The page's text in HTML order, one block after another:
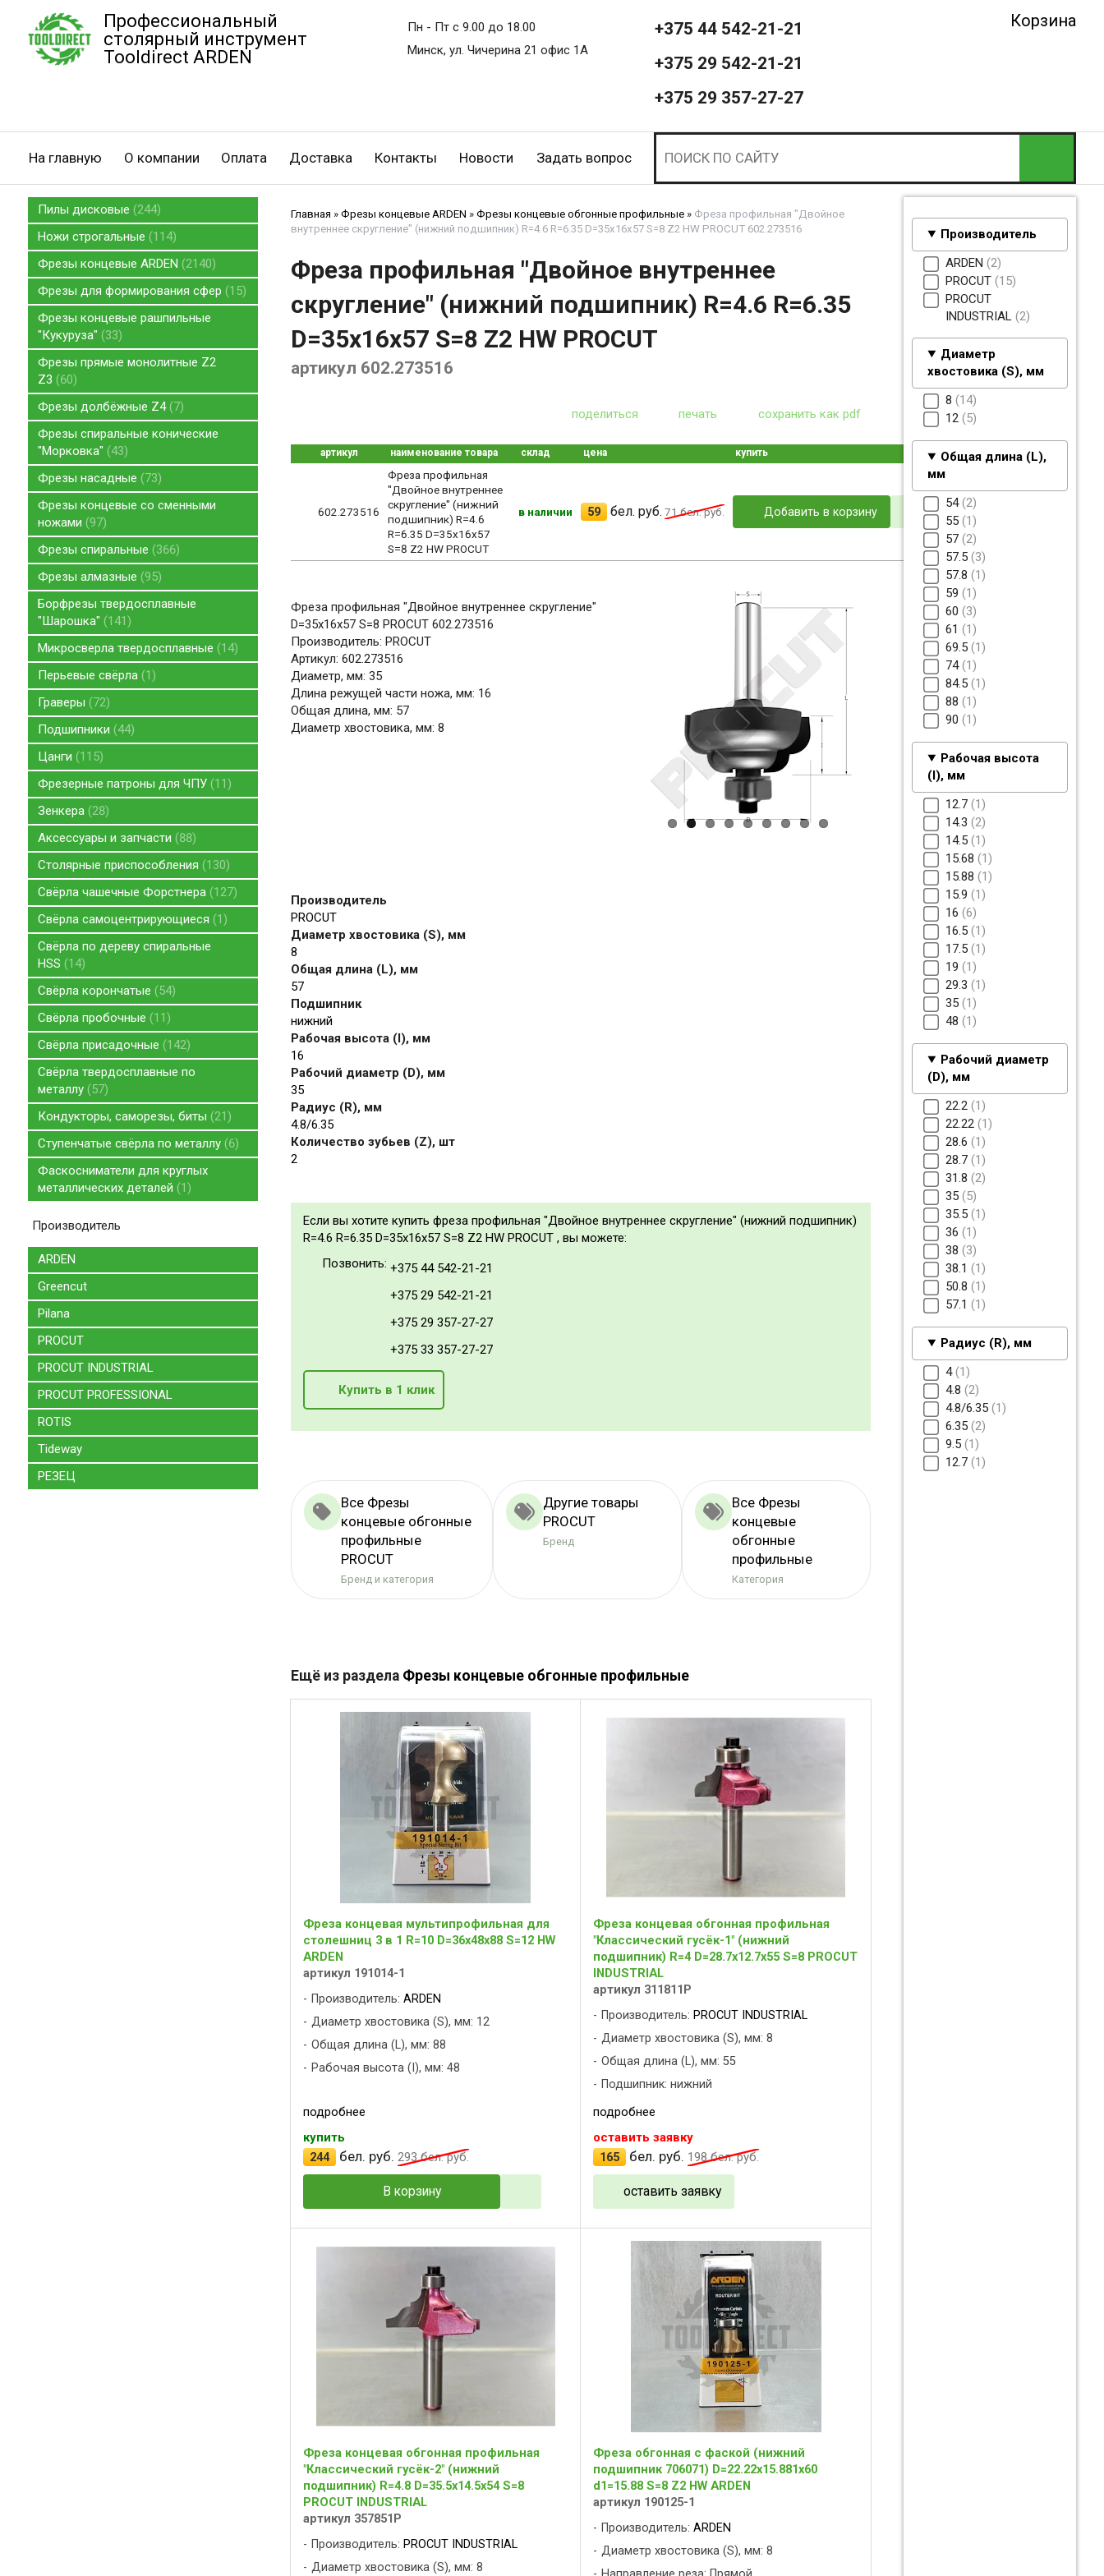
Профессиональный
столярный инструмент
Tooldirect ARDEN
Пн - Пт с 9.00 до 18.00
Минск, ул. Чичерина 21 офис 1А
+375 44 542-21-21
+375 29 542-21-21
+375 29 357-27-27
Корзина
На главную О компании Оплата Доставка Контакты Новости Задать вопрос
Пилы дисковые 244
Ножи строгальные
114
Фрезы концевые ARDEN
2140
Фрезы для формирования сфер
15
Фрезы концевые рашпильные
"Кукуруза"
33
Фрезы прямые монолитные Z2
Z3
60
Фрезы долбёжные Z4 7
Фрезы спиральные конические
"Морковка"
43
Фрезы насадные
73
Фрезы концевые со сменными
ножами
97
Фрезы спиральные
366
Фрезы алмазные
95
Борфрезы твердосплавные
"Шарошка"
141
Микросверла твердосплавные
14
Перьевые свёрла 1
Граверы
72
Подшипники
44
Цанги
115
Фрезерные патроны для ЧПУ 11
Зенкера 28
Аксессуары и запчасти
88
Столярные приспособления
130
Свёрла чашечные Форстнера 127
Свёрла самоцентрирующиеся
1
Свёрла по дереву спиральные
HSS
14
Свёрла корончатые
54
Свёрла пробочные
11
Свёрла присадочные
142
Свёрла твердосплавные по
металлу 57
Кондукторы, саморезы, биты 21
Ступенчатые свёрла по металлу 6
Фаскосниматели для круглых
металлических деталей
1
Производитель
ARDEN
Greencut
Pilana
PROCUT
PROCUT INDUSTRIAL
PROCUT PROFESSIONAL
ROTIS
Tideway
РЕЗЕЦ
Производитель
ARDEN 2
PROCUT 15
PROCUT
INDUSTRIAL 2
Диаметр
хвостовика (S), мм
8 14
12 5
Общая длина (L),
мм
54 2
55 1
57 2
57.5 3
57.8 1
59 1
60 3
61 1
69.5 1
74 1
84.5 1
88 1
90 1
Рабочая высота
(I), мм
12.7 1
14.3 2
14.5 1
15.68 1
15.88 1
15.9 1
16 6
16.5 1
17.5 1
19 1
29.3 1
35 1
48 1
Рабочий диаметр
(D), мм
22.2 1
22.22 1
28.6 1
28.7 1
31.8 2
35 5
35.5 1
36 1
38 3
38.1 1
50.8 1
57.1 1
Радиус (R), мм
4 1
4.8 2
4.8/6.35 1
6.35 2
9.5 1
12.7 1
Главная » Фрезы концевые ARDEN » Фрезы концевые обгонные профильные » Фреза профильная "Двойное
внутреннее скругление" (нижний подшипник) R=4.6 R=6.35 D=35x16x57 S=8 Z2 HW PROCUT 602.273516
Фреза профильная "Двойное внутреннее
скругление" (нижний подшипник) R=4.6 R=6.35
D=35x16x57 S=8 Z2 HW PROCUT
артикул 602.273516
поделиться печать сохранить как pdf
артикул наименование товара склад цена купить
602.273516
Фреза профильная
"Двойное внутреннее
скругление" (нижний
подшипник) R=4.6
R=6.35 D=35x16x57
S=8 Z2 HW PROCUT
в наличии 59 бел. руб. 71бел. руб. Добавить в корзину
Фреза профильная "Двойное внутреннее скругление"
D=35x16x57 S=8 PROCUT 602.273516
Производитель: PROCUT
Артикул: 602.273516
Диаметр, мм: 35
Длина режущей части ножа, мм: 16
Общая длина, мм: 57
Диаметр хвостовика, мм: 8
Производитель
PROCUT
Диаметр хвостовика (S), мм
8
Общая длина (L), мм
57
Подшипник
нижний
Рабочая высота (I), мм
16
Рабочий диаметр (D), мм
35
Радиус (R), мм
4.8/6.35
Количество зубьев (Z), шт
2
Если вы хотите купить фреза профильная "Двойное внутреннее скругление" (нижний подшипник)
R=4.6 R=6.35 D=35x16x57 S=8 Z2 HW PROCUT , вы можете:
Позвонить: +375 44 542-21-21
+375 29 542-21-21
+375 29 357-27-27
+375 33 357-27-27
Купить в 1 клик
Все Фрезы
концевые обгонные
профильные
PROCUT
Бренд и категория
Другие товары
PROCUT
Бренд
Все Фрезы
концевые
обгонные
профильные
Категория
Ещё из раздела Фрезы концевые обгонные профильные
Фреза концевая мультипрофильная для
столешниц 3 в 1 R=10 D=36x48x88 S=12 HW
ARDEN
артикул 191014-1
Производитель: ARDEN
Диаметр хвостовика (S), мм: 12
Общая длина (L), мм: 88
Рабочая высота (I), мм: 48
подробнее
купить
244 бел. руб. 293бел. руб.
В корзину
Фреза концевая обгонная профильная
"Классический гусёк-1" (нижний
подшипник) R=4 D=28.7x12.7x55 S=8 PROCUT
INDUSTRIAL
артикул 311811P
Производитель: PROCUT INDUSTRIAL
Диаметр хвостовика (S), мм: 8
Общая длина (L), мм: 55
Подшипник: нижний
подробнее
оставить заявку
165
бел. руб. 198бел. руб.
оставить заявку
Фреза концевая обгонная профильная
"Классический гусёк-2" (нижний
подшипник) R=4.8 D=35.5x14.5x54 S=8
PROCUT INDUSTRIAL
артикул 357851P
Производитель: PROCUT INDUSTRIAL
Диаметр хвостовика (S), мм: 8
Фреза обгонная с фаской (нижний
подшипник 706071) D=22.22x15.881x60
d1=15.88 S=8 Z2 HW ARDEN
артикул 190125-1
Производитель: ARDEN
Диаметр хвостовика (S), мм: 8